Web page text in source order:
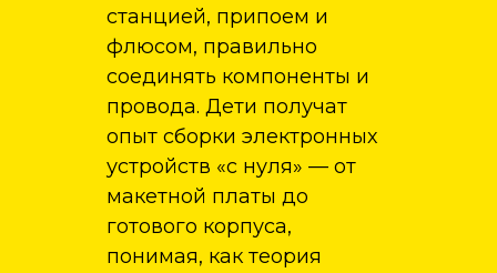
станцией, припоем и
флюсом, правильно
соединять компоненты и
провода. Дети получат
опыт сборки электронных
устройств «с нуля» — от
макетной платы до
готового корпуса,
понимая, как теория